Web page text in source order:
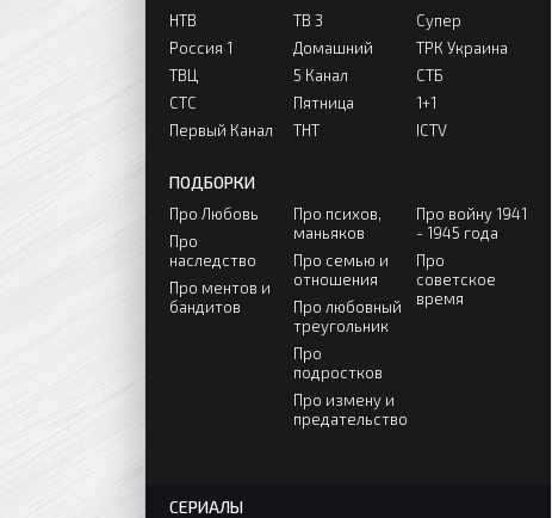
НТВ
Россия 1
ТВЦ
СТС
Первый Канал
ТВ 3
Домашний
5 Канал
Пятница
ТНТ
Супер
ТРК Украина
СТБ
1+1
ICTV
ПОДБОРКИ
Про Любовь
Про
наследство
Про ментов и
бандитов
Про психов,
маньяков
Про семью и
отношения
Про любовный
треугольник
Про
подростков
Про измену и
предательство
Про войну 1941
- 1945 года
Про
советское
время
СЕРИАЛЫ